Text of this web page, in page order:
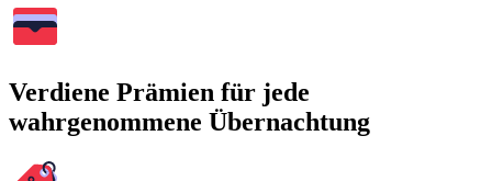
Verdiene Prämien für jede
wahrgenommene Übernachtung